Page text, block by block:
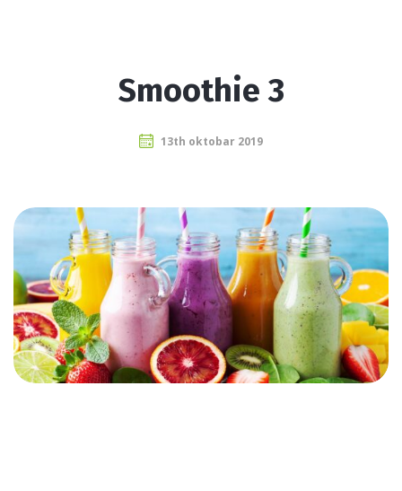
Smoothie 3
13th oktobar 2019